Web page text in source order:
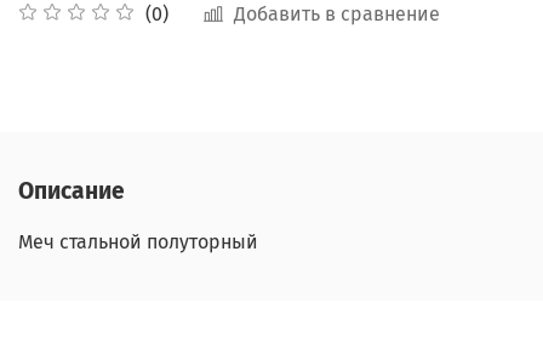
(0) Добавить в сравнение
Описание
Меч стальной полуторный